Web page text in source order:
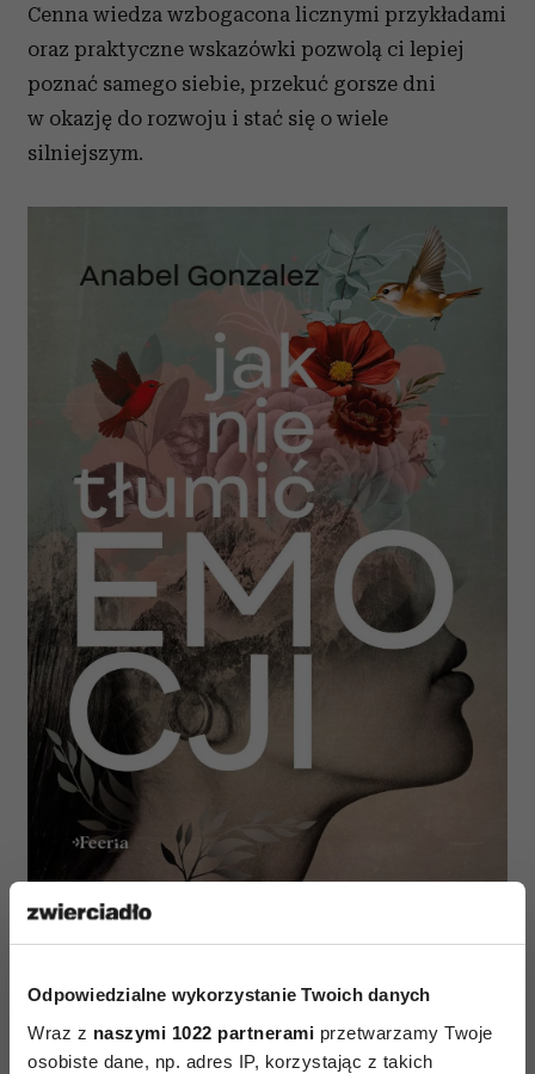
Odpowiedzialne wykorzystanie Twoich danych
Wraz z naszymi 1022 partnerami przetwarzamy Twoje
osobiste dane, np. adres IP, korzystając z takich
Cenna wiedza wzbogacona licznymi przykładami
oraz praktyczne wskazówki pozwolą ci lepiej
poznać samego siebie, przekuć gorsze dni
w okazję do rozwoju i stać się o wiele
silniejszym.
Fot. materiały prasowe
Przeczytaj fragment książki:
Jeżeli nasze obecne schematy działania mają
swoje źródło we wczesnym okresie życia,